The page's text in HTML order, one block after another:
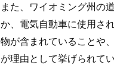
また、ワイオミング州の
か、電気自動車に使用さ
物が含まれていることや
が理由として挙げられてい